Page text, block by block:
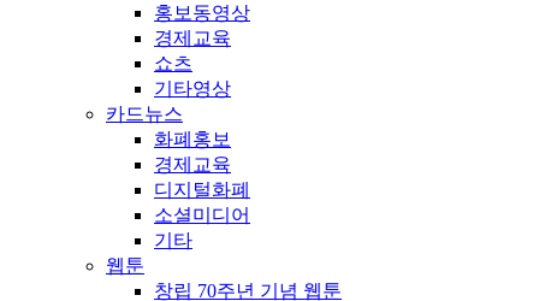
홍보동영상
경제교육
쇼츠
기타영상
카드뉴스
화폐홍보
경제교육
디지털화폐
소셜미디어
기타
웹툰
창립 70주년 기념 웹툰